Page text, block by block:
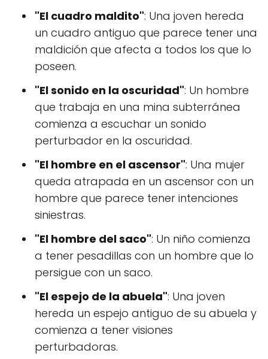
"El cuadro maldito": Una joven hereda
un cuadro antiguo que parece tener una
maldición que afecta a todos los que lo
poseen.
"El sonido en la oscuridad": Un hombre
que trabaja en una mina subterránea
comienza a escuchar un sonido
perturbador en la oscuridad.
"El hombre en el ascensor": Una mujer
queda atrapada en un ascensor con un
hombre que parece tener intenciones
siniestras.
"El hombre del saco": Un niño comienza
a tener pesadillas con un hombre que lo
persigue con un saco.
"El espejo de la abuela": Una joven
hereda un espejo antiguo de su abuela y
comienza a tener visiones
perturbadoras.